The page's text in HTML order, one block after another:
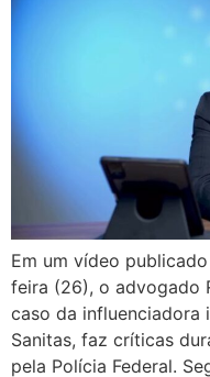
Em um vídeo
feira (26), o advogado
caso da influenciadora
Sanitas, faz críticas
pela Polícia Federal.